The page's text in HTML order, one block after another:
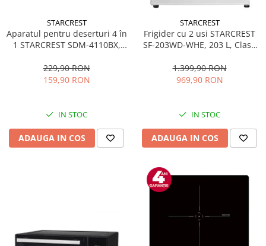
STARCREST
Aparatul pentru deserturi 4 în
1 STARCREST SDM-4110BX,
invelis ceramic pentru vafe,
nuci, gogosi si smile
229,90 RON
159,90 RON
IN STOC
ADAUGA IN COS
STARCREST
Frigider cu 2 usi STARCREST
SF-203WD-WHE, 203 L, Clasa
Termostat Ajustabil, Usi
reversibile, H 145 cm, Alb
1.399,90 RON
969,90 RON
IN STOC
ADAUGA IN COS